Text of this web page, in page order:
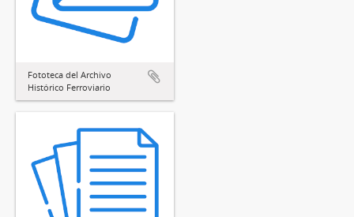
Fototeca del Archivo
Histórico Ferroviario